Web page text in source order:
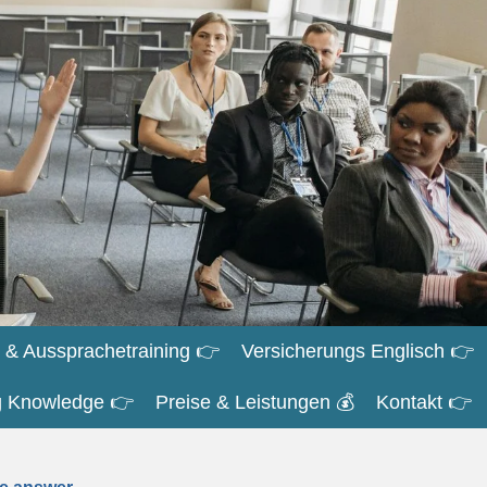
& Aussprachetraining 👉 Versicherungs Englisch 👉
Knowledge 👉 Preise & Leistungen 💰 Kontakt 👉